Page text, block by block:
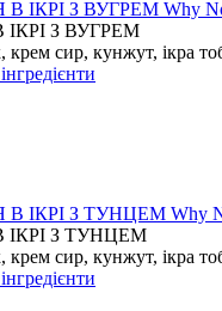
З ВУГРЕМ
крем сир, кунжут, ікра
ІКРІ З ТУНЦЕМ
крем сир, кунжут, ікра